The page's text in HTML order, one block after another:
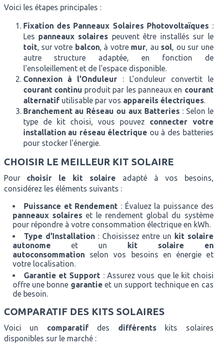
Voici les étapes principales :
Fixation des Panneaux Solaires Photovoltaïques :
Les panneaux solaires peuvent être installés sur le
toit, sur votre balcon, à votre mur, au sol, ou sur une
autre structure adaptée, en fonction de
l'ensoleillement et de l'espace disponible.
Connexion à l'Onduleur : L'onduleur convertit le
courant continu produit par les panneaux en courant
alternatifutilisable par vos appareils électriques.
Branchement au Réseau ou aux Batteries : Selon le
type de kit choisi, vous pouvez connecter votre
installation au réseau électrique ou à des batteries
pour stocker l'énergie.
CHOISIR LE MEILLEUR KIT SOLAIRE
Pour choisir le kit solaire adapté à vos besoins,
considérez les éléments suivants :
Puissance et Rendement : Évaluez la puissance des
panneaux solaireset le rendement global du système
pour répondre à votre consommation électrique en kWh.
Type d'Installation : Choisissez entre un kit solaire
autonome et un kit solaire en
autoconsommationselon vos besoins en énergie et
votre localisation.
Garantie et Support : Assurez vous que le kit choisi
offre une bonne garantieet un support technique en cas
de besoin.
COMPARATIF DES KITS SOLAIRES
Voici un comparatif des différents
kits solaires
disponibles sur le marché :